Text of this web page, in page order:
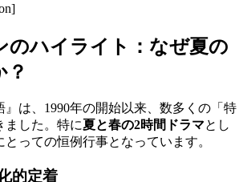
のハイライト：なぜ夏の
？
』は、1990年の開始以来、数多くの「特
ました。特に夏と春の2時間ドラマとし
っての恒例行事となっています。
的定着